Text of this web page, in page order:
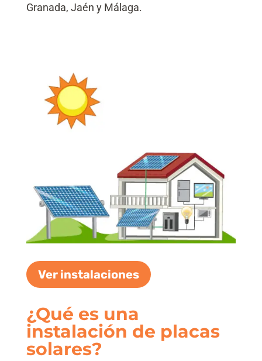
Granada, Jaén y Málaga.
Ver instalaciones
¿Qué es una
instalación de placas
solares?